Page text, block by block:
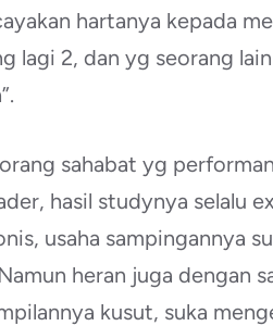
hartanya kepada
lagi 2, dan yg seorang lain
sahabat yg
hasil studynya selalu
usaha sampingannya
heran juga dengan
kusut, suka